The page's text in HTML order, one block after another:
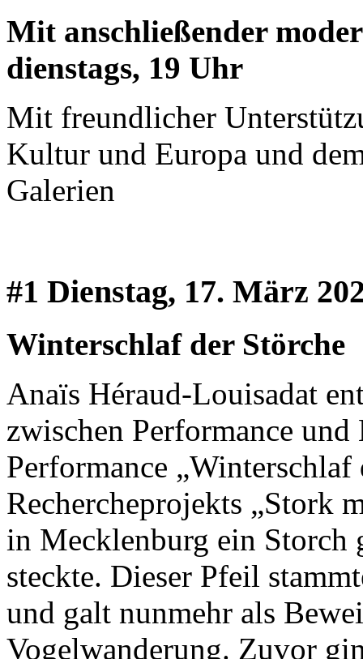
Mit anschließender
dienstags, 19 Uhr
Mit freundlicher
Kultur und Europa und
Galerien
#1 Dienstag, 17. März
Winterschlaf der Störche
Anaïs Héraud-Louisadat
zwischen Performance
Performance
Rechercheprojekts „Stork
in Mecklenburg ein Storch
steckte. Dieser Pfeil
und galt nunmehr als
Vogelwanderung. Zuvor